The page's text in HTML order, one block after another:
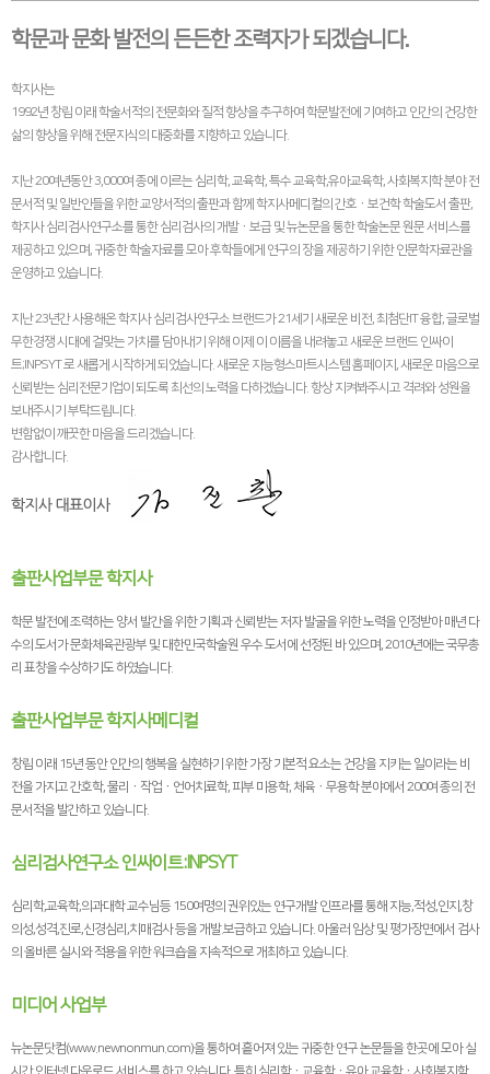
학문과 문화 발전의 든든한 조력자가 되겠습니다.
학지사는
1992년 창립 이래 학술서적의 전문화와 질적 향상을 추구하여 학문발전에 기여하고 인간의 건강한
삶의 향상을 위해 전문지식의 대중화를 지향하고 있습니다.
지난 20여년동안 3,000여 종에 이르는 심리학, 교육학, 특수 교육학,유아교육학, 사회복지학 분야 전
문서적 및 일반인들을 위한 교양서적의 출판과 함께 학지사메디컬의 간호ㆍ보건학 학술도서 출판,
학지사 심리검사연구소를 통한 심리검사의 개발ㆍ보급 및 뉴논문을 통한 학술논문 원문 서비스를
제공하고 있으며, 귀중한 학술자료를 모아 후학들에게 연구의 장을 제공하기 위한 인문학자료관을
운영하고 있습니다.
지난 23년간 사용해온 학지사 심리검사연구소 브랜드가 21세기 새로운 비전, 최첨단IT 융합, 글로벌
무한경쟁 시대에 걸맞는 가치를 담아내기 위해 이제 이 이름을 내려놓고 새로운 브랜드 인싸이
트;INPSYT 로 새롭게 시작하게 되었습니다. 새로운 지능형스마트시스템 홈페이지, 새로운 마음으로
신뢰받는 심리전문기업이 되도록 최선의 노력을 다하겠습니다. 항상 지켜봐주시고 격려와 성원을
보내주시기 부탁드립니다.
변함없이 깨끗한 마음을 드리겠습니다.
감사합니다.
출판사업부문 학지사
학문 발전에 조력하는 양서 발간을 위한 기획과 신뢰받는 저자 발굴을 위한 노력을 인정받아 매년 다
수의 도서가 문화체육관광부 및 대한민국학술원 우수 도서에 선정된 바 있으며, 2010년에는 국무총
리 표창을 수상하기도 하였습니다.
출판사업부문 학지사메디컬
창립 이래 15년 동안 인간의 행복을 실현하기 위한 가장 기본적 요소는 건강을 지키는 일이라는 비
전을 가지고 간호학, 물리ㆍ작업ㆍ언어치료학, 피부 미용학, 체육ㆍ무용학 분야에서 200여 종의 전
문서적을 발간하고 있습니다.
심리검사연구소 인싸이트:INPSYT
심리학,교육학,의과대학 교수님등 150여명의 권위있는 연구개발 인프라를 통해 지능,적성,인지,창
의성,성격,진로,신경심리,치매검사 등을 개발.보급하고 있습니다. 아울러 임상 및 평가장면에서 검사
의 올바른 실시와 적용을 위한 워크숍을 지속적으로 개최하고 있습니다.
미디어 사업부
뉴논문닷컴(www.newnonmun.com)을 통하여 흩어져 있는 귀중한 연구 논문들을 한곳에 모아 실